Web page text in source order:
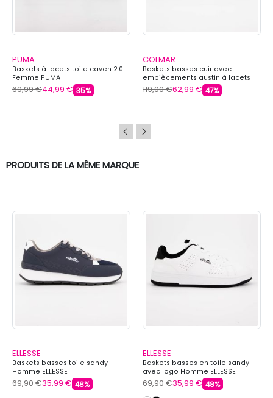
PUMA
Baskets à lacets toile caven 2.0
Femme PUMA
69,99 €44,99 € 35%
COLMAR
Baskets basses cuir avec
empiècements austin à lacets
Femme COLMAR
119,00 €62,99 € 47%
PRODUITS DE LA MÊME MARQUE
ELLESSE
Baskets basses toile sandy
Homme ELLESSE
69,90 €35,99 € 48%
ELLESSE
Baskets basses en toile sandy
avec logo Homme ELLESSE
69,90 €35,99 € 48%